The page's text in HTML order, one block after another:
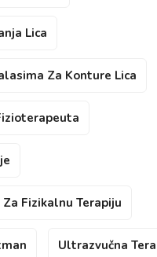
Lica
Za Konture Lica
Fizikalnu Terapiju
Ultrazvučna